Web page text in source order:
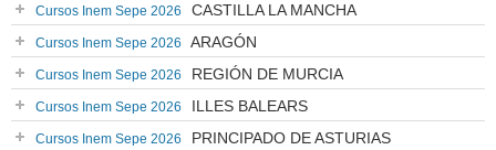
Cursos Inem Sepe 2026 CASTILLA LA MANCHA
Cursos Inem Sepe 2026 ARAGÓN
Cursos Inem Sepe 2026 REGIÓN DE MURCIA
Cursos Inem Sepe 2026 ILLES BALEARS
Cursos Inem Sepe 2026 PRINCIPADO DE ASTURIAS